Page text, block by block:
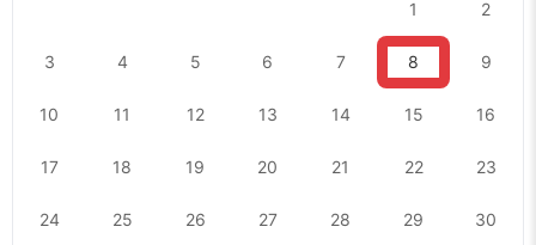
1 2
3 4 5 6 7 8 9
10 11 12 13 14 15 16
17 18 19 20 21 22 23
24 25 26 27 28 29 30